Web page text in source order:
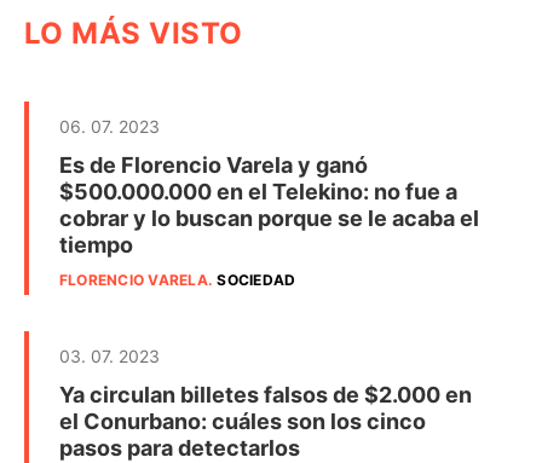
LO MÁS VISTO
06. 07. 2023
Es de Florencio Varela y ganó
$500.000.000 en el Telekino: no fue a
cobrar y lo buscan porque se le acaba el
tiempo
FLORENCIO VARELA.SOCIEDAD
03. 07. 2023
Ya circulan billetes falsos de $2.000 en
el Conurbano: cuáles son los cinco
pasos para detectarlos